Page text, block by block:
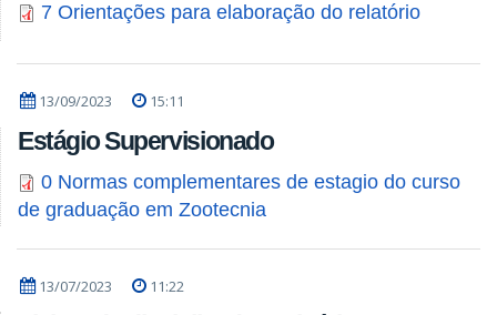
7 Orientações para elaboração do relatório
13/09/2023 15:11
Estágio Supervisionado
0 Normas complementares de estagio do curso
de graduação em Zootecnia
13/07/2023 11:22